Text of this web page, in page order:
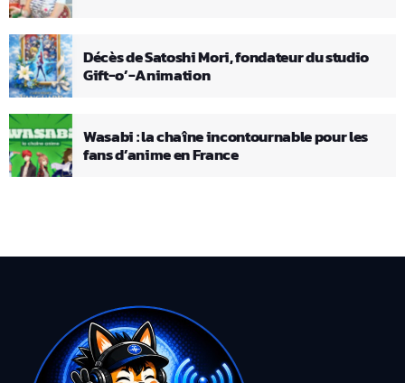
Décès de Satoshi Mori, fondateur du studio
Gift-o’-Animation
Wasabi : la chaîne incontournable pour les
fans d’anime en France